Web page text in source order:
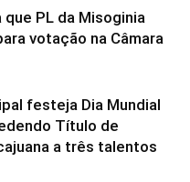
que PL da Misoginia
votação na Câmara
festeja Dia Mundial
Título de
a três talentos